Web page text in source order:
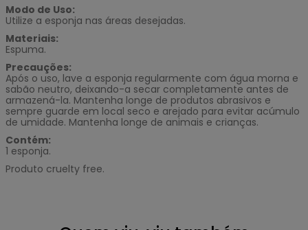
Modo de Uso:
Utilize a esponja nas áreas desejadas.
Materiais:
Espuma.
Precauções:
Após o uso, lave a esponja regularmente com água morna e
sabão neutro, deixando-a secar completamente antes de
armazená-la. Mantenha longe de produtos abrasivos e
sempre guarde em local seco e arejado para evitar acúmulo
de umidade. Mantenha longe de animais e crianças.
Contém:
1 esponja.
Produto cruelty free.